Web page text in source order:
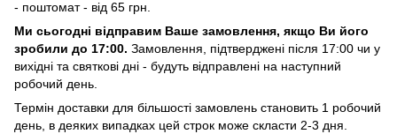
- поштомат - від 65 грн.
Ми сьогодні відправим Ваше замовлення, якщо Ви його
зробили до 17:00. Замовлення, підтверджені після 17:00 чи у
вихідні та святкові дні - будуть відправлені на наступний
робочий день.
Термін доставки для більшості замовлень становить 1 робочий
день, в деяких випадках цей строк може скласти 2-3 дня.